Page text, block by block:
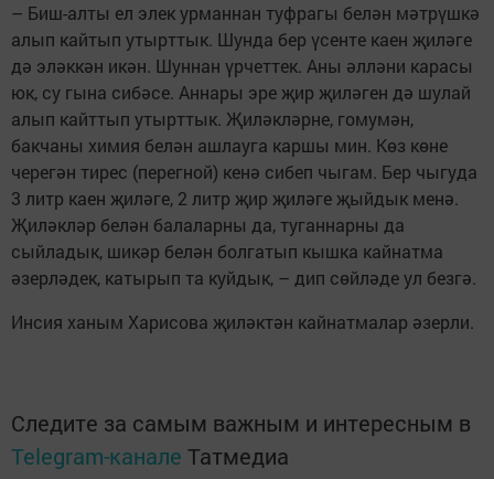
– Биш-алты ел элек урманнан туфрагы белән мәтрүшкә
алып кайтып утырттык. Шунда бер үсенте каен җиләге
дә эләккән икән. Шуннан үрчеттек. Аны әлләни карасы
юк, су гына сибәсе. Аннары эре җир җиләген дә шулай
алып кайттып утырттык. Җиләкләрне, гомумән,
бакчаны химия белән ашлауга каршы мин. Көз көне
черегән тирес (перегной) кенә сибеп чыгам. Бер чыгуда
3 литр каен җиләге, 2 литр җир җиләге җыйдык менә.
Җиләкләр белән балаларны да, туганнарны да
сыйладык, шикәр белән болгатып кышка кайнатма
әзерләдек, катырып та куйдык, – дип сөйләде ул безгә.
Инсия ханым Харисова җиләктән кайнатмалар әзерли.
Следите за самым важным и интересным в
Telegram-канале Татмедиа